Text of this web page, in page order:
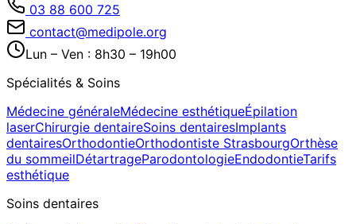
03 88 600 725
contact@medipole.org
Lun – Ven : 8h30 – 19h00
Spécialités & Soins
Médecine généraleMédecine esthétiqueÉpilation
laserChirurgie dentaireSoins dentairesImplants
dentairesOrthodontieOrthodontiste StrasbourgOrthèse
du sommeilDétartrageParodontologieEndodontieTarifs
esthétique
Soins dentaires